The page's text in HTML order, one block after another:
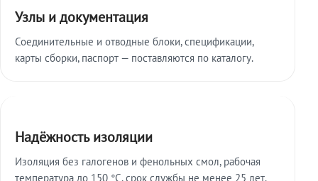
Узлы и документация
Соединительные и отводные блоки, спецификации,
карты сборки, паспорт — поставляются по каталогу.
Надёжность изоляции
Изоляция без галогенов и фенольных смол, рабочая
температура до 150 °C, срок службы не менее 25 лет.